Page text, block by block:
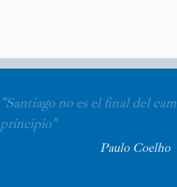
"Santiago no es el final del
principio"
Paulo Coelho